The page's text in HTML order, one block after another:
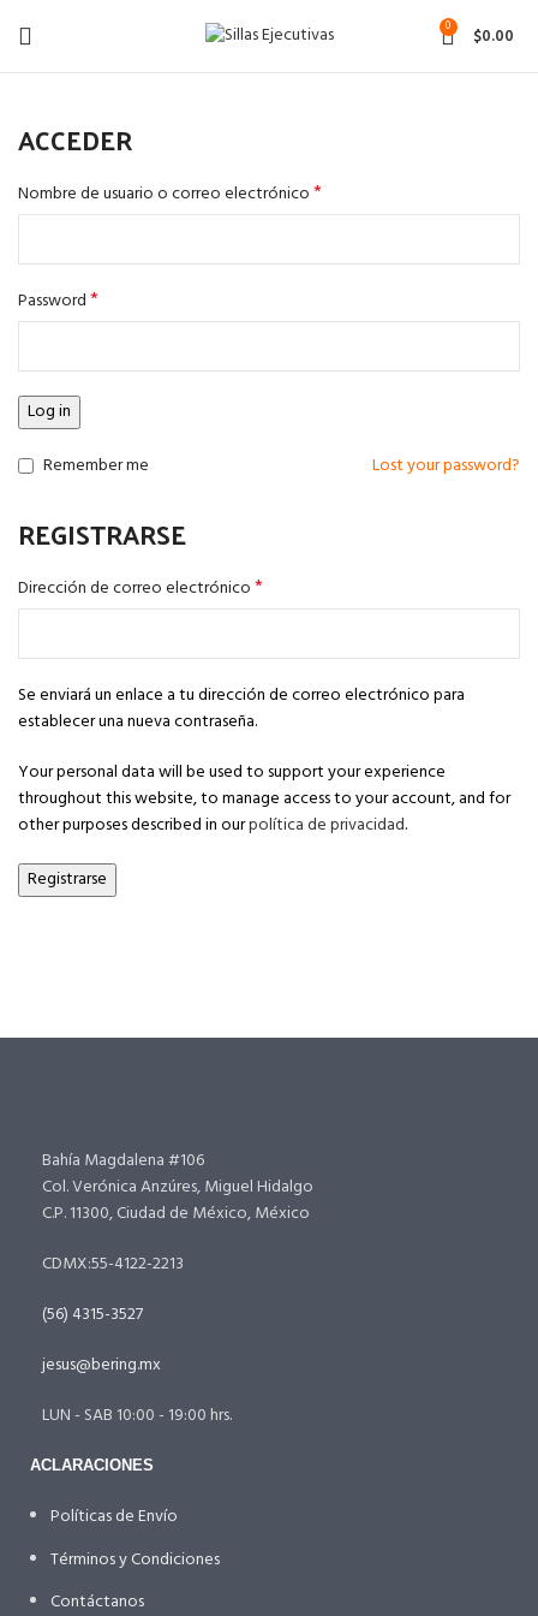
0 $0.00
ACCEDER
Nombre de usuario o correo electrónico*
Password*
Log in
Lost your password?
Remember me
REGISTRARSE
Dirección de correo electrónico*
Se enviará un enlace a tu dirección de correo electrónico para
establecer una nueva contraseña.
Your personal data will be used to support your experience
throughout this website, to manage access to your account, and for
other purposes described in ourpolítica de privacidad.
Registrarse
Bahía Magdalena #106
Col. Verónica Anzúres, Miguel Hidalgo
C.P. 11300, Ciudad de México, México
CDMX:55-4122-2213
(56) 4315-3527
jesus@bering.mx
LUN - SAB 10:00 - 19:00 hrs.
ACLARACIONES
Políticas de Envío
Términos y Condiciones
Contáctanos